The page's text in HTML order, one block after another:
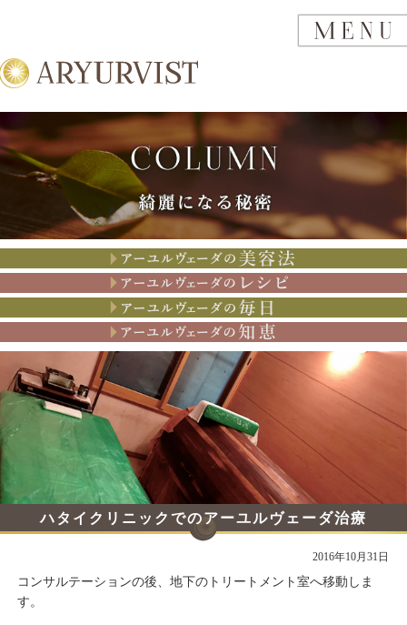
アーユルヴェーダの美容法
アーユルヴェーダのレシピ
アーユルヴェーダの思考
アーユルヴェーダの知恵
ハタイクリニックでのアーユルヴェーダ治療
【その２:ウッツアーダナ＆スチームバス】
2016年10月31日
コンサルテーションの後、地下のトリートメント室へ移動しま
す。